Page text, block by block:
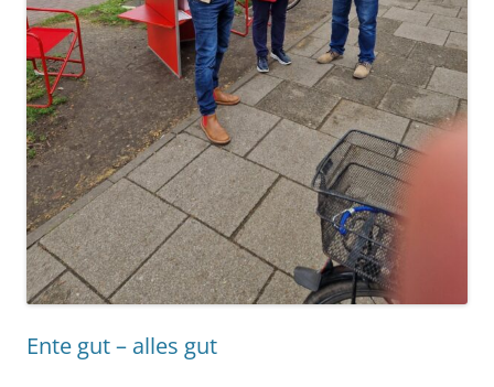
Ente gut – alles gut